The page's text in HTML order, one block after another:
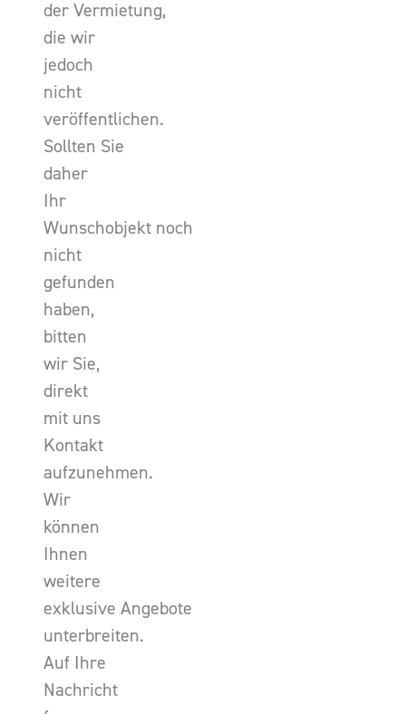
der Vermietung,
die wir
jedoch
nicht
veröffentlichen.
Sollten Sie
daher
Ihr
Wunschobjekt noch
nicht
gefunden
haben,
bitten
wir Sie,
direkt
mit uns
Kontakt
aufzunehmen.
Wir
können
Ihnen
weitere
exklusive Angebote
unterbreiten.
Auf Ihre
Nachricht